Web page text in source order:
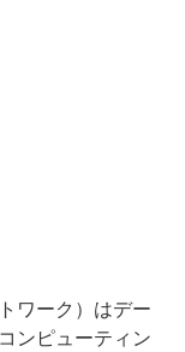
ワーク）はデー
ンピューティン